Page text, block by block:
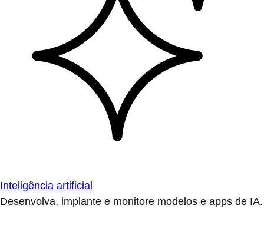
Inteligência artificial
Desenvolva, implante e monitore modelos e apps de IA.